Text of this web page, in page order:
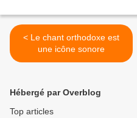
< Le chant orthodoxe est
une icône sonore
Hébergé par Overblog
Top articles